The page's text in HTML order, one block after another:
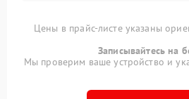
Цены в прайс-листе указаны
Записывайтесь на
Мы проверим ваше устройство и